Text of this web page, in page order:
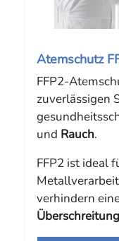
Atemschutz
FFP2-
zuverlässigen
und Rauch.
FFP2 ist ideal
verhindern
Überschreitung